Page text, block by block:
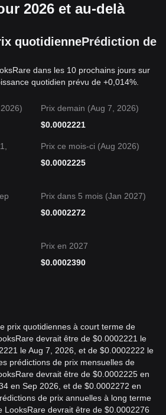
2026 et au-delà
quotidiennePrédiction de
dans les 10 prochains jours sur
quotidien prévu de +0,014%.
Prix demain (Aug 7, 2026)
$0.0002221
Prix ce mois-ci (Aug 2026)
$0.0002225
Prix dans 5 mois (Jan 2027)
$0.0002272
Prix en 2027
$0.0002390
prix quotidiennes à court terme de
devrait être de $0.0002221 le
le Aug 7, 2026, et de $0.0002222 le
prédictions de prix mensuelles de
devrait être de $0.0002225 en
en Sep 2026, et de $0.0002272 en
de prix annuelles à long terme
LooksRare devrait être de $0.0002276